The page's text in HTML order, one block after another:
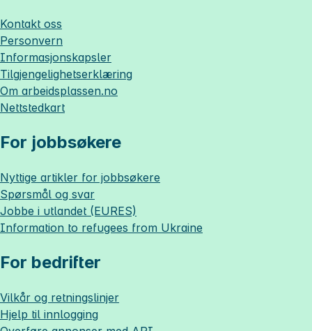
Kontakt oss
Personvern
Informasjonskapsler
Tilgjengelighetserklæring
Om arbeidsplassen.no
Nettstedkart
For jobbsøkere
Nyttige artikler for jobbsøkere
Spørsmål og svar
Jobbe i utlandet (EURES)
Information to refugees from Ukraine
For bedrifter
Vilkår og retningslinjer
Hjelp til innlogging